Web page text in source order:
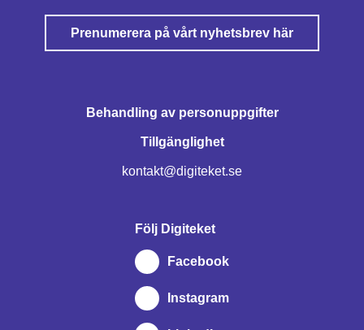
Behandling av personuppgifter
Tillgänglighet
kontakt@digiteket.se
Prenumerera på vårt nyhetsbrev här
Följ Digiteket
Facebook
Instagram